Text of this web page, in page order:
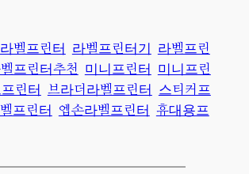
라벨프린터 라벨프린터기
라벨프린
프린터추천 미니프린터
미니프린
린터 브라더라벨프린터
스티커프
프린터 엡손라벨프린터
휴대용프